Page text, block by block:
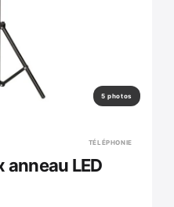
5 photos
TÉLÉPHONIE
LED